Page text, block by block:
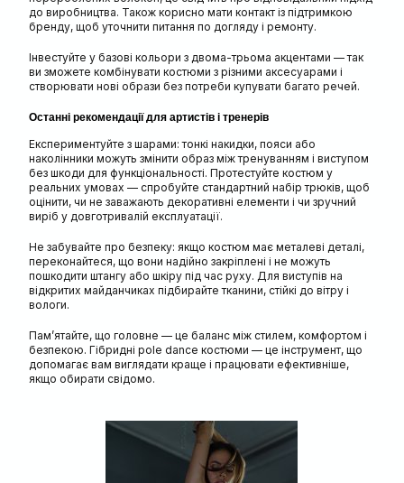
до виробництва. Також корисно мати контакт із підтримкою
бренду, щоб уточнити питання по догляду і ремонту.
Інвестуйте у базові кольори з двома-трьома акцентами — так
ви зможете комбінувати костюми з різними аксесуарами і
створювати нові образи без потреби купувати багато речей.
Останні рекомендації для артистів і тренерів
Експериментуйте з шарами: тонкі накидки, пояси або
наколінники можуть змінити образ між тренуванням і виступом
без шкоди для функціональності. Протестуйте костюм у
реальних умовах — спробуйте стандартний набір трюків, щоб
оцінити, чи не заважають декоративні елементи і чи зручний
виріб у довготривалій експлуатації.
Не забувайте про безпеку: якщо костюм має металеві деталі,
переконайтеся, що вони надійно закріплені і не можуть
пошкодити штангу або шкіру під час руху. Для виступів на
відкритих майданчиках підбирайте тканини, стійкі до вітру і
вологи.
Пам’ятайте, що головне — це баланс між стилем, комфортом і
безпекою. Гібридні pole dance костюми — це інструмент, що
допомагає вам виглядати краще і працювати ефективніше,
якщо обирати свідомо.